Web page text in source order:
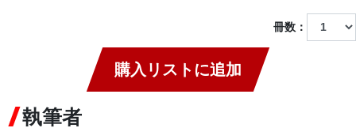
冊数：
購入リストに追加
執筆者